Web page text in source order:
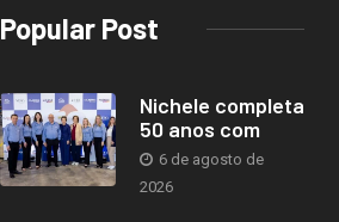
Popular Post
Nichele completa
50 anos com
6 de agosto de
2026